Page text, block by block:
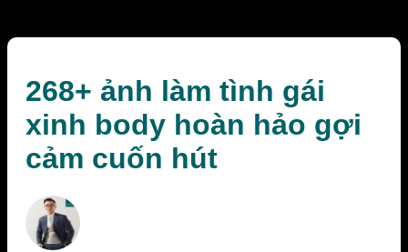
268+ ảnh làm tình gái
xinh body hoàn hảo gợi
cảm cuốn hút